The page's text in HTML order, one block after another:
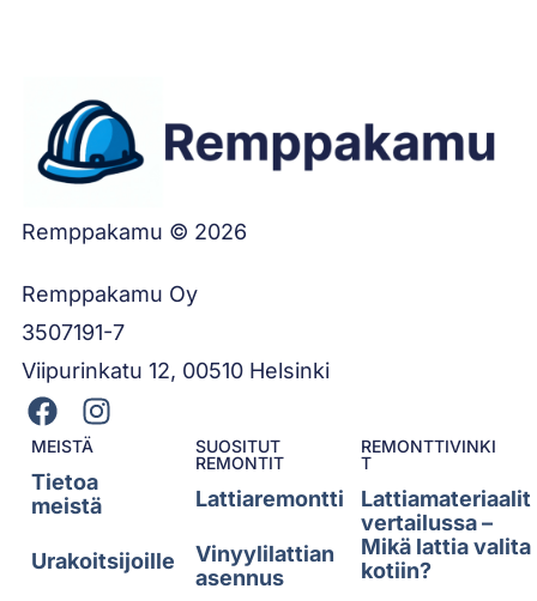
Remppakamu © 2026
Remppakamu Oy
3507191-7
Viipurinkatu 12, 00510 Helsinki
MEISTÄ
Tietoa
meistä
Urakoitsijoille
SUOSITUT
REMONTIT
Lattiaremontti
Vinyylilattian
asennus
REMONTTIVINKI
T
Lattiamateriaalit
vertailussa –
Mikä lattia valita
kotiin?